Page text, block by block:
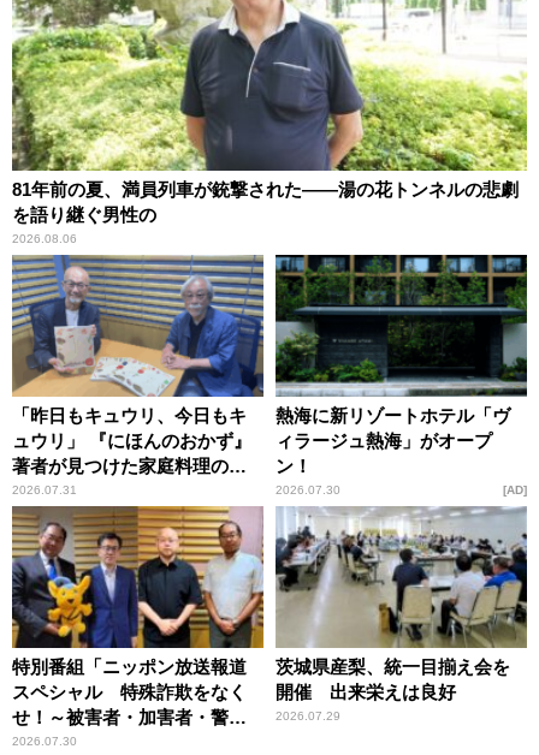
81年前の夏、満員列車が銃撃された――湯の花トンネルの悲劇
を語り継ぐ男性の
2026.08.06
「昨日もキュウリ、今日もキ
ュウリ」 『にほんのおかず』
著者が見つけた家庭料理の知
恵
2026.07.31
熱海に新リゾートホテル「ヴ
ィラージュ熱海」がオープ
ン！
2026.07.30 AD
特別番組「ニッポン放送報道
スペシャル 特殊詐欺をなく
せ！～被害者・加害者・警視
庁が語るトクリュウの実態
2026.07.30
茨城県産梨、統一目揃え会を
開催 出来栄えは良好
2026.07.29